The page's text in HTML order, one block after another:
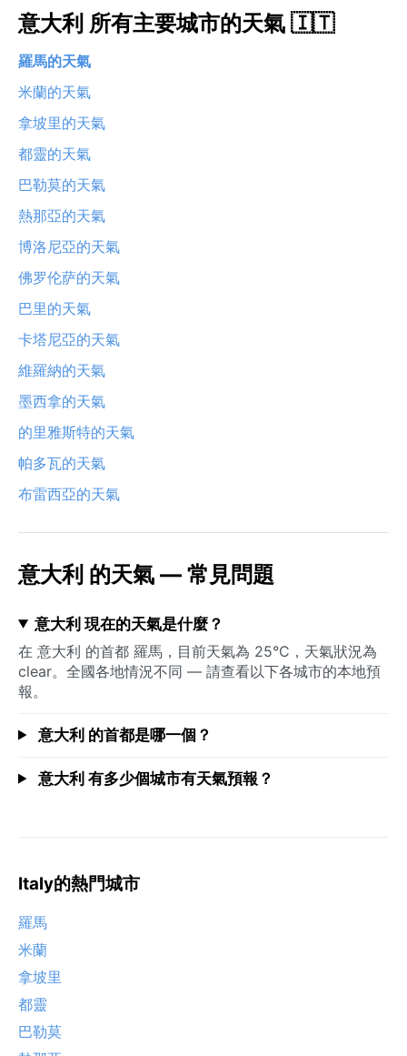
意大利 所有主要城市的天氣 🇮🇹
羅馬的天氣
米蘭的天氣
拿坡里的天氣
都靈的天氣
巴勒莫的天氣
熱那亞的天氣
博洛尼亞的天氣
佛罗伦萨的天氣
巴里的天氣
卡塔尼亞的天氣
維羅納的天氣
墨西拿的天氣
的里雅斯特的天氣
帕多瓦的天氣
布雷西亞的天氣
意大利 的天氣 — 常見問題
意大利 現在的天氣是什麼？
在 意大利 的首都 羅馬，目前天氣為 25°C，天氣狀況為
clear。全國各地情況不同 — 請查看以下各城市的本地預
報。
意大利 的首都是哪一個？
意大利 有多少個城市有天氣預報？
Italy的熱門城市
羅馬
米蘭
拿坡里
都靈
巴勒莫